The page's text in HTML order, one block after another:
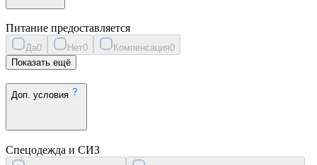
Питание предоставляется
Да0 Нет0 Компенсация0
Показать ещё
Доп. условия
Спецодежда и СИЗ